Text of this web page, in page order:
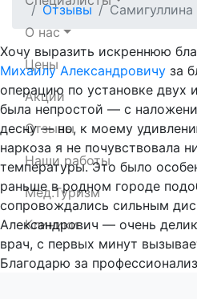
Сеть стоматологических
О нас
Цены
Акции
Отзывы
Наши работы
Мед.Туризм
Клиники
Отзывы
Хочу выразить искреннюю
Михаилу Александровичу за
операцию по установке двух
была непростой — с
десну — но, к моему
наркоза я не почувствовала
температуры. Это было
раньше в родном городе
сопровождались сильным
Александрович — очень
врач, с первых минут
Благодарю за